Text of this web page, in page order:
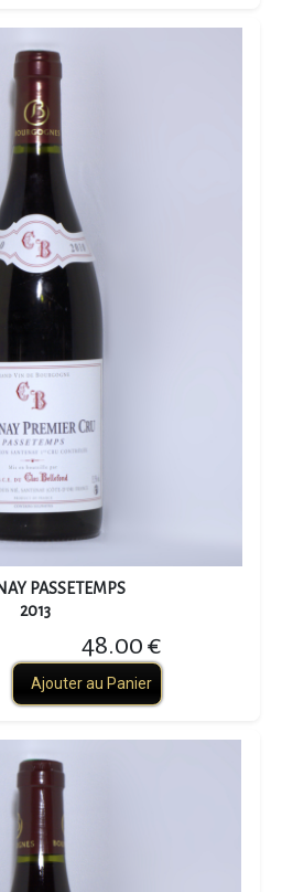
PASSETEMPS
2013
48.00 €
Ajouter au Panier